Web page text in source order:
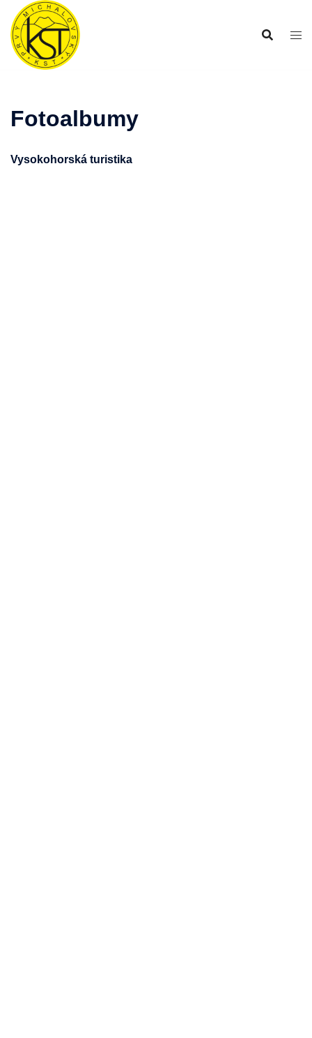
Preskočiť
obsah
Fotoalbumy
Vysokohorská turistika